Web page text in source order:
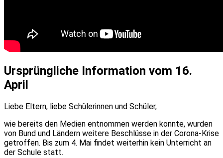
Ursprüngliche Information vom 16.
April
Liebe Eltern, liebe Schülerinnen und Schüler,
wie bereits den Medien entnommen werden konnte, wurden
von Bund und Ländern weitere Beschlüsse in der Corona-Krise
getroffen. Bis zum 4. Mai findet weiterhin kein Unterricht an
der Schule statt.